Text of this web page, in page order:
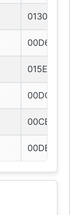
0130
00D6
015E
00DC
00CE
00DB